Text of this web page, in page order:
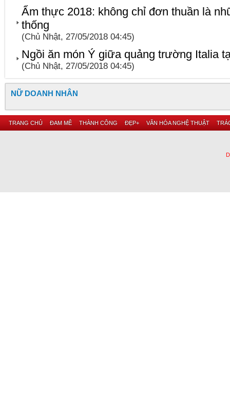
Ẩm thực 2018: không chỉ đơn thuần là
thống
(Chủ Nhật, 27/05/2018 04:45)
Ngồi ăn món Ý giữa quảng trường Italia
(Chủ Nhật, 27/05/2018 04:45)
NỮ DOANH NHÂN
TRANG CHỦ ĐAM MÊ THÀNH CÔNG ĐẸP+ VĂN HÓA NGHỆ THUẬT